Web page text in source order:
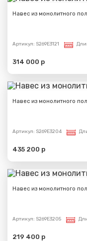
Навес из монолитного
Артикул: S269E3121
314 000 р
Навес из монолитного
Артикул: S269E3204
435 200 р
Навес из монолитного
Артикул: S269E3205
219 400 р